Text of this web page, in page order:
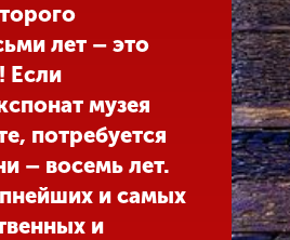
лет – это
Если
музея
потребуется
– восемь лет.
и самых
и